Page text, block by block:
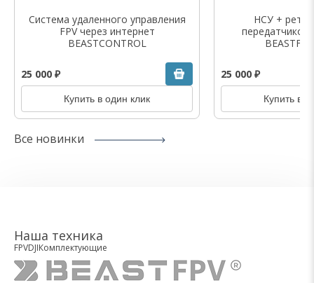
Система удаленного управления
FPV через интернет
BEASTCONTROL
25 000 ₽
Купить в один клик
НСУ +
передатчиком
25 000 ₽
Купить в
Все новинки
Наша техника
FPVDJIКомплектующие